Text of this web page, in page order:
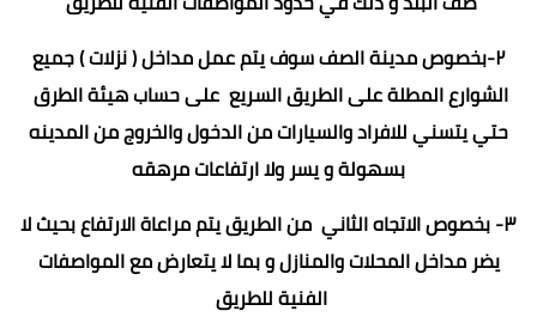
٢-بخصوص مدينة الصف سوف يتم عمل مداخل ( نزلات ) جميع
الشوارع المطلة على الطريق السريع على حساب هيئة الطرق
حتي يتسني للافراد والسيارات من الدخول والخروج من المدينه
بسهولة و يسر ولا ارتفاعات مرهقه
٣- بخصوص الاتجاه الثاني من الطريق يتم مراعاة الارتفاع بحيث لا
يضر مداخل المحلات والمنازل و بما لا يتعارض مع المواصفات
الفنية للطريق